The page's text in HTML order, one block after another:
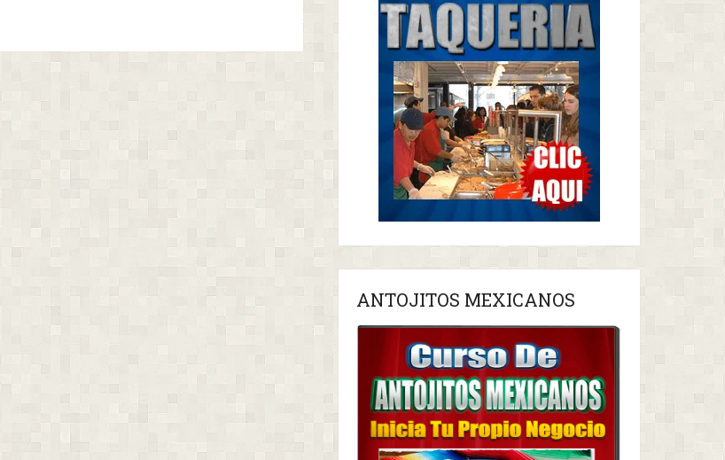
ANTOJITOS MEXICANOS